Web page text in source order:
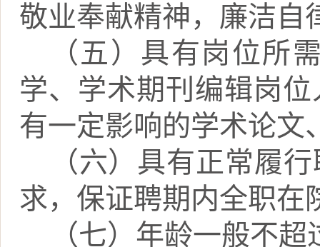
敬业奉献精神，廉洁自
（五）具有岗位所
学、学术期刊编辑岗
有一定影响的学术论文
（六）具有正常履
求，保证聘期内全职在
（七）年龄一般不超